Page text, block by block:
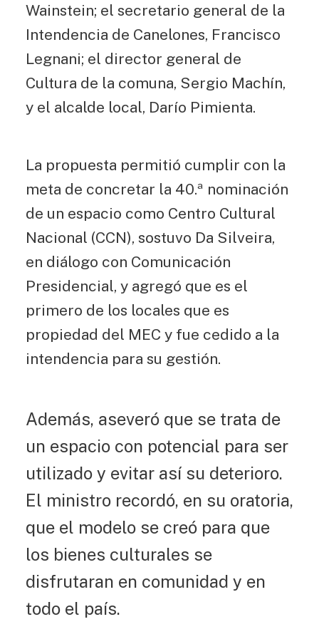
Wainstein; el secretario general de la
Intendencia de Canelones, Francisco
Legnani; el director general de
Cultura de la comuna, Sergio Machín,
y el alcalde local, Darío Pimienta.
La propuesta permitió cumplir con la
meta de concretar la 40.ª nominación
de un espacio como Centro Cultural
Nacional (CCN), sostuvo Da Silveira,
en diálogo con Comunicación
Presidencial, y agregó que es el
primero de los locales que es
propiedad del MEC y fue cedido a la
intendencia para su gestión.
Además, aseveró que se trata de
un espacio con potencial para ser
utilizado y evitar así su deterioro.
El ministro recordó, en su oratoria,
que el modelo se creó para que
los bienes culturales se
disfrutaran en comunidad y en
todo el país.